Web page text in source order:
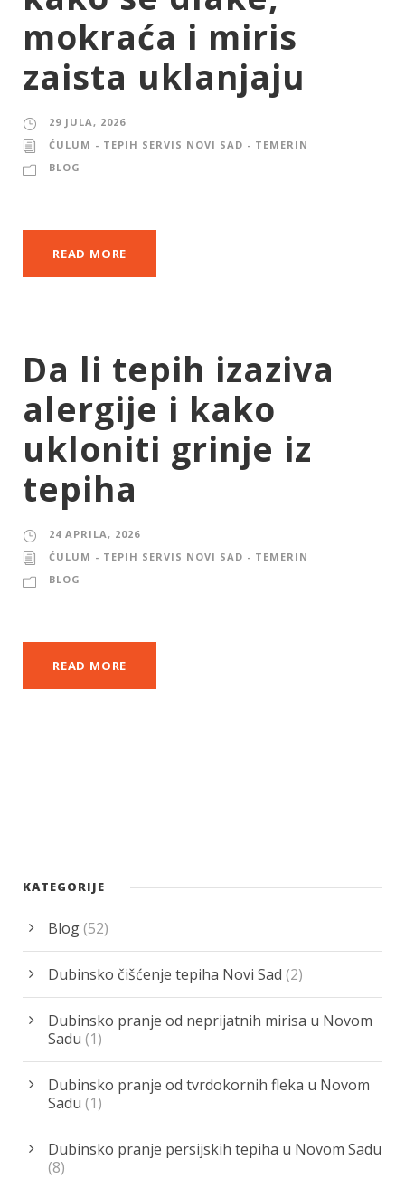
mokraća i miris
zaista uklanjaju
29 JULA, 2026
ĆULUM - TEPIH SERVIS NOVI SAD - TEMERIN
BLOG
READ MORE
Da li tepih izaziva
alergije i kako
ukloniti grinje iz
tepiha
24 APRILA, 2026
ĆULUM - TEPIH SERVIS NOVI SAD - TEMERIN
BLOG
READ MORE
KATEGORIJE
Blog(52)
Dubinsko čišćenje tepiha Novi Sad (2)
Dubinsko pranje od neprijatnih mirisa u Novom
Sadu (1)
Dubinsko pranje od tvrdokornih fleka u Novom
Sadu (1)
Dubinsko pranje persijskih tepiha u Novom Sadu
(8)